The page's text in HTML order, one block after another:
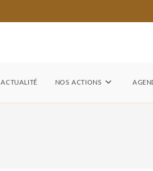
ACTUALITÉ NOS ACTIONS